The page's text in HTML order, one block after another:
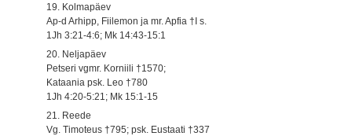
19. Kolmapäev
Ap-d Arhipp, Fiilemon ja mr. Apfia †I s.
1Jh 3:21-4:6; Mk 14:43-15:1
20. Neljapäev
Petseri vgmr. Korniili †1570;
Kataania psk. Leo †780
1Jh 4:20-5:21; Mk 15:1-15
21. Reede
Vg. Timoteus †795; psk. Eustaati †337